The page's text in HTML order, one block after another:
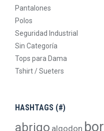
Pantalones
Polos
Seguridad Industrial
Sin Categoría
Tops para Dama
Tshirt / Sueters
HASHTAGS (#)
abrigo algodon